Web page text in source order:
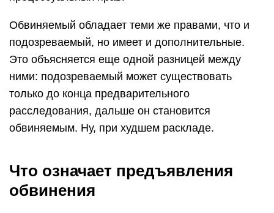
Обвиняемый обладает теми же правами, что и
подозреваемый, но имеет и дополнительные.
Это объясняется еще одной разницей между
ними: подозреваемый может существовать
только до конца предварительного
расследования, дальше он становится
обвиняемым. Ну, при худшем раскладе.
Что означает предъявления
обвинения